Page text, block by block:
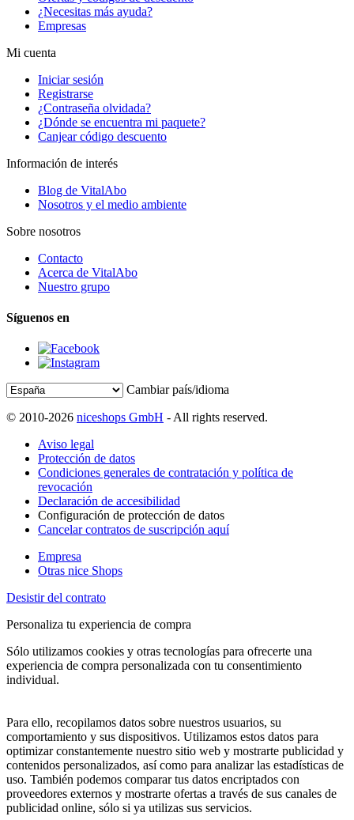
¿Necesitas más ayuda?
Empresas
Mi cuenta
Iniciar sesión
Registrarse
¿Contraseña olvidada?
¿Dónde se encuentra mi paquete?
Canjear código descuento
Información de interés
Blog de VitalAbo
Nosotros y el medio ambiente
Sobre nosotros
Contacto
Acerca de VitalAbo
Nuestro grupo
Síguenos en
Cambiar país/idioma
© 2010-2026 niceshops GmbH - All rights reserved.
Aviso legal
Protección de datos
Condiciones generales de contratación y política de
revocación
Declaración de accesibilidad
Configuración de protección de datos
Cancelar contratos de suscripción aquí
Empresa
Otras nice Shops
Desistir del contrato
Personaliza tu experiencia de compra
Sólo utilizamos cookies y otras tecnologías para ofrecerte una
experiencia de compra personalizada con tu consentimiento
individual.
Para ello, recopilamos datos sobre nuestros usuarios, su
comportamiento y sus dispositivos. Utilizamos estos datos para
optimizar constantemente nuestro sitio web y mostrarte publicidad y
contenidos personalizados, así como para analizar las estadísticas de
uso. También podemos comparar tus datos encriptados con
proveedores externos y mostrarte ofertas a través de sus canales de
publicidad online, sólo si ya utilizas sus servicios.